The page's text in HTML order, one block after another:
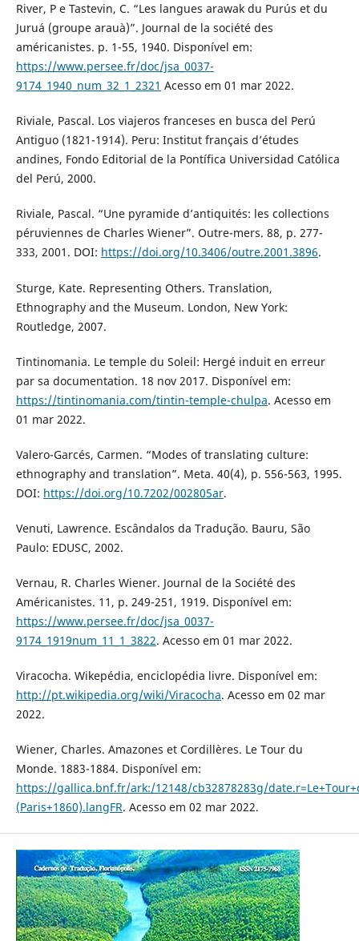
River, P e Tastevin, C. “Les langues arawak du Purús et du
Juruá (groupe arauà)”. Journal de la société des
américanistes. p. 1-55, 1940. Disponível em:
https://www.persee.fr/doc/jsa_0037-
9174_1940_num_32_1_2321 Acesso em 01 mar 2022.
Riviale, Pascal. Los viajeros franceses en busca del Perú
Antiguo (1821-1914). Peru: Institut français d’études
andines, Fondo Editorial de la Pontífica Universidad Católica
del Perú, 2000.
Riviale, Pascal. “Une pyramide d’antiquités: les collections
péruviennes de Charles Wiener”. Outre-mers. 88, p. 277-
333, 2001. DOI: https://doi.org/10.3406/outre.2001.3896.
Sturge, Kate. Representing Others. Translation,
Ethnography and the Museum. London, New York:
Routledge, 2007.
Tintinomania. Le temple du Soleil: Hergé induit en erreur
par sa documentation. 18 nov 2017. Disponível em:
https://tintinomania.com/tintin-temple-chulpa. Acesso em
01 mar 2022.
Valero-Garcés, Carmen. “Modes of translating culture:
ethnography and translation”. Meta. 40(4), p. 556-563, 1995.
DOI: https://doi.org/10.7202/002805ar.
Venuti, Lawrence. Escândalos da Tradução. Bauru, São
Paulo: EDUSC, 2002.
Vernau, R. Charles Wiener. Journal de la Société des
Américanistes. 11, p. 249-251, 1919. Disponível em:
https://www.persee.fr/doc/jsa_0037-
9174_1919num_11_1_3822. Acesso em 01 mar 2022.
Viracocha. Wikepédia, enciclopédia livre. Disponível em:
http://pt.wikipedia.org/wiki/Viracocha. Acesso em 02 mar
2022.
Wiener, Charles. Amazones et Cordillères. Le Tour du
Monde. 1883-1884. Disponível em:
https://gallica.bnf.fr/ark:/12148/cb32878283g/
(Paris+1860).langFR. Acesso em 02 mar 2022.